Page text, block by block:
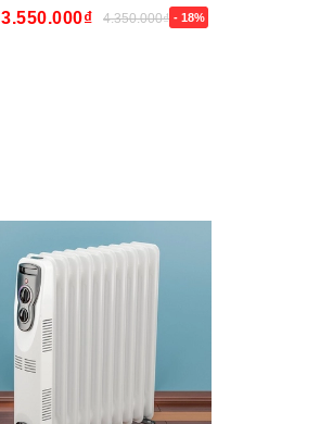
Bản
3.550.000₫ 4.350.000₫ - 18%